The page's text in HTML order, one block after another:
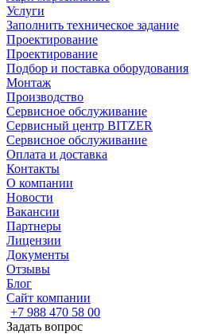
Услуги
Заполнить техническое задание
Проектирование
Проектирование
Подбор и поставка оборудования
Монтаж
Производство
Сервисное обслуживание
Сервисный центр BITZER
Сервисное обслуживание
Оплата и доставка
Контакты
О компании
Новости
Вакансии
Партнеры
Лицензии
Документы
Отзывы
Блог
Сайт компании
+7 988 470 58 00
Задать вопрос